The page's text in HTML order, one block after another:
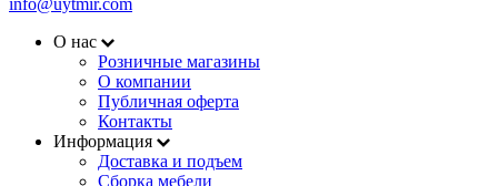
info@uytmir.com
О нас
Розничные магазины
О компании
Публичная оферта
Контакты
Информация
Доставка и подъем
Сборка мебели